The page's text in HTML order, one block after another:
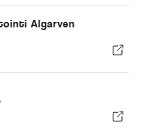
Algarven